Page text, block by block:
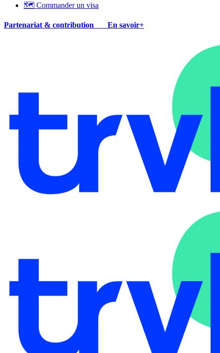
🗺 Commander un visa
Partenariat & contribution En savoir+